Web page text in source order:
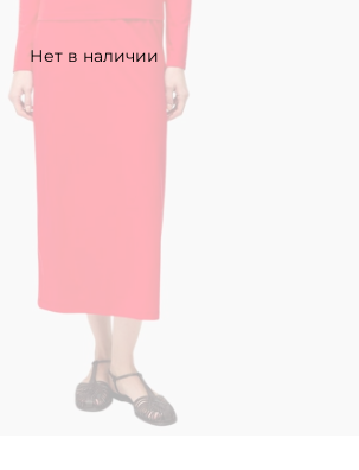
Нет в наличии